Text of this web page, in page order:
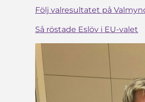
Följ valresultatet på
Så röstade Eslöv i EU-valet